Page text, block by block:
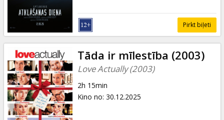
Uzkodas
B2B
Kino
Klubs
Pirkt biļeti
Tāda ir mīlestība (2003)
Love Actually (2003)
2h 15min
Kino no: 30.12.2025